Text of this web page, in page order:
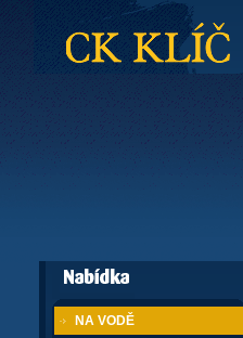
CK Klíč
dále nabízí
NA VODĚ